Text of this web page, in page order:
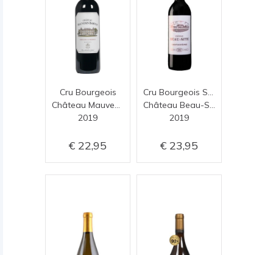
Cru Bourgeois
2019
22,95
2019
23,95